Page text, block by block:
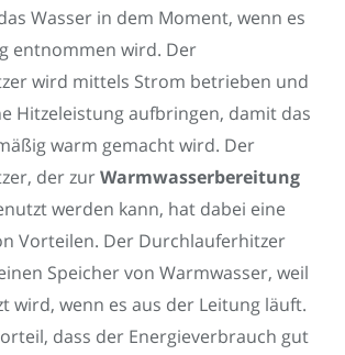
Wasser in dem Moment, wenn es
entnommen wird. Der
wird mittels Strom betrieben und
Hitzeleistung aufbringen, damit das
warm gemacht wird. Der
der zurWarmwasserbereitung
werden kann, hat dabei eine
Vorteilen. Der Durchlauferhitzer
Speicher von Warmwasser, weil
wird, wenn es aus der Leitung läuft.
dass der Energieverbrauch gut